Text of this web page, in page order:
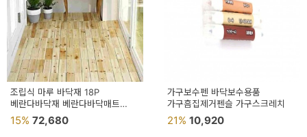
조립식 마루 바닥재 18P
베란다바닥재 베란다바닥매트
원목발판 조립식타일
15% 72,680
가구보수펜 바닥보수용품
가구흠집제거펜슬 가구스크레치
21% 10,920